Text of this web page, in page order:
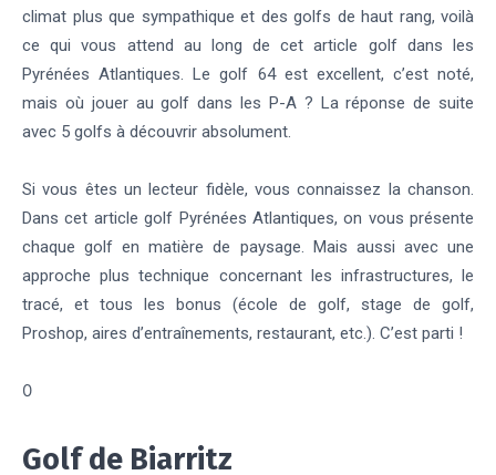
climat plus que sympathique et des golfs de haut rang, voilà
ce qui vous attend au long de cet article golf dans les
Pyrénées Atlantiques. Le golf 64 est excellent, c’est noté,
mais où jouer au golf dans les P-A ? La réponse de suite
avec 5 golfs à découvrir absolument.
Si vous êtes un lecteur fidèle, vous connaissez la chanson.
Dans cet article golf Pyrénées Atlantiques, on vous présente
chaque golf en matière de paysage. Mais aussi avec une
approche plus technique concernant les infrastructures, le
tracé, et tous les bonus (école de golf, stage de golf,
Proshop, aires d’entraînements, restaurant, etc.). C’est parti !
0
Golf de Biarritz